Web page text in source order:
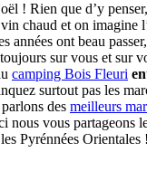
! Rien que d’y
chaud et on imagine
années ont beau
sur vous et sur
camping Bois Fleuri
surtout pas les
des meilleurs
nous vous partageons
Pyrénnées Orientales !